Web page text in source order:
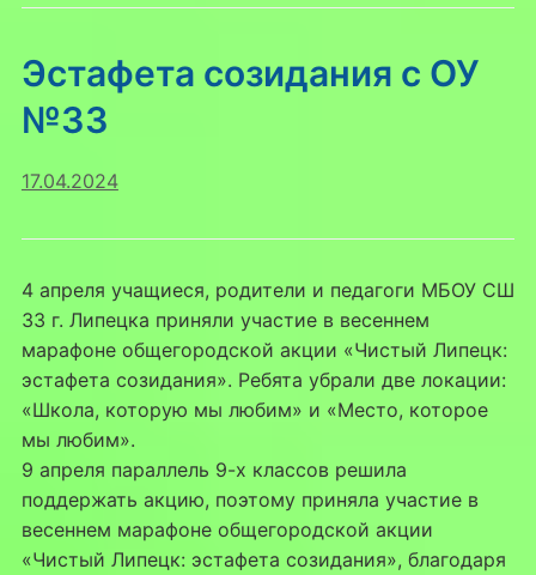
Эстафета созидания с ОУ
№33
17.04.2024
4 апреля учащиеся, родители и педагоги МБОУ СШ
33 г. Липецка приняли участие в весеннем
марафоне общегородской акции «Чистый Липецк:
эстафета созидания». Ребята убрали две локации:
«Школа, которую мы любим» и «Место, которое
мы любим».
9 апреля параллель 9-х классов решила
поддержать акцию, поэтому приняла участие в
весеннем марафоне общегородской акции
«Чистый Липецк: эстафета созидания», благодаря